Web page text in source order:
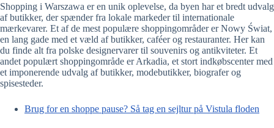
Shopping i Warszawa er en unik oplevelse, da byen har et bredt udvalg
af butikker, der spænder fra lokale markeder til internationale
mærkevarer. Et af de mest populære shoppingområder er Nowy Świat,
en lang gade med et væld af butikker, caféer og restauranter. Her kan
du finde alt fra polske designervarer til souvenirs og antikviteter. Et
andet populært shoppingområde er Arkadia, et stort indkøbscenter med
et imponerende udvalg af butikker, modebutikker, biografer og
spisesteder.
Brug for en shoppe pause? Så tag en sejltur på Vistula floden